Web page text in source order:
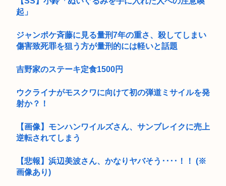
起」
ジャンポケ斉藤に見る量刑7年の重さ、殺してしまい
傷害致死罪を狙う方が量刑的には軽いと話題
吉野家のステーキ定食1500円
ウクライナがモスクワに向けて初の弾道ミサイルを発
射か？！
【画像】モンハンワイルズさん、サンブレイクに売上
逆転されてしまう
【悲報】浜辺美波さん、かなりヤバそう････！！ (※
画像あり)